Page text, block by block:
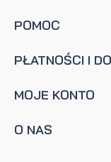
POMOC
PŁATNOŚCI I
MOJE KONTO
O NAS